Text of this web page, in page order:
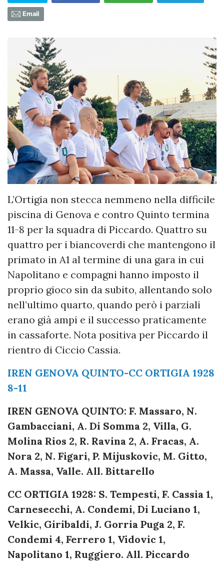
Email
L’Ortigia non stecca nemmeno nella difficile
piscina di Genova e contro Quinto termina
11-8 per la squadra di Piccardo. Quattro su
quattro per i biancoverdi che mantengono il
primato in A1 al termine di una gara in cui
Napolitano e compagni hanno imposto il
proprio gioco sin da subito, allentando solo
nell’ultimo quarto, quando però i parziali
erano già ampi e il successo praticamente
in cassaforte. Nota positiva per Piccardo il
rientro di Ciccio Cassia.
IREN GENOVA QUINTO-CC ORTIGIA 1928
8-11
IREN GENOVA QUINTO: F. Massaro, N.
Gambacciani, A. Di Somma 2, Villa, G.
Molina Rios 2, R. Ravina 2, A. Fracas, A.
Nora 2, N. Figari, P. Mijuskovic, M. Gitto,
A. Massa, Valle. All. Bittarello
CC ORTIGIA 1928: S. Tempesti, F. Cassia 1,
Carnesecchi, A. Condemi, Di Luciano 1,
Velkic, Giribaldi, J. Gorria Puga 2, F.
Condemi 4, Ferrero 1, Vidovic 1,
Napolitano 1, Ruggiero. All. Piccardo